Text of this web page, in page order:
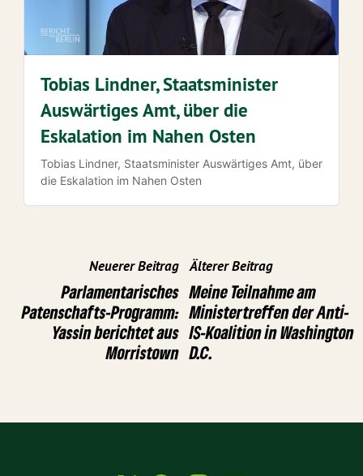
Tobias Lindner, Staatsminister
Auswärtiges Amt, über die
Eskalation im Nahen Osten
Tobias Lindner, Staatsminister Auswärtiges Amt, über
die Eskalation im Nahen Osten
Neuerer Beitrag
Parlamentarisches
Patenschafts-Programm:
Yassin berichtet aus
Morristown
Älterer Beitrag
Meine Teilnahme am
Ministertreffen der Anti-
IS-Koalition in Washington
D.C.